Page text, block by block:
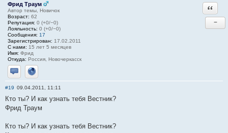
Фрид Траум
Автор темы, Новичок
Возраст: 62
Репутация: 0 (+0/−0)
Лояльность: 0 (+0/−0)
Сообщения: 17
Зарегистрирован: 17.02.2011
С нами: 15 лет 5 месяцев
Имя: Фрид
Откуда: Россия, Новочеркасск
Отправить личное сообщение
Сайт
−
#19 09.04.2011, 11:11
Кто ты? И как узнать тебя Вестник?
Фрид Траум
Кто ты? И как узнать тебя Вестник?